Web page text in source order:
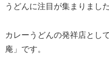
うどんに注目が集まりました
カレーうどんの発祥店とし
庵」です。